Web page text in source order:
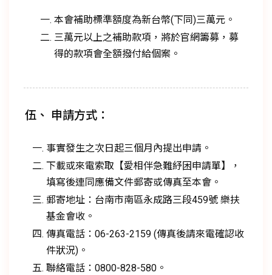
本會補助標準額度為新台幣(下同)三萬元。
三萬元以上之補助款項，將於官網籌募，募
得的款項會全額撥付給個案。
伍、 申請方式：
事實發生之次日起三個月內提出申請。
下載或來電索取【愛相伴急難紓困申請單】，
填寫後連同應備文件郵寄或傳真至本會。
郵寄地址：台南市南區永成路三段459號 樂扶
基金會收。
傳真電話：06-263-2159 (傳真後請來電確認收
件狀況)。
聯絡電話：0800-828-580。